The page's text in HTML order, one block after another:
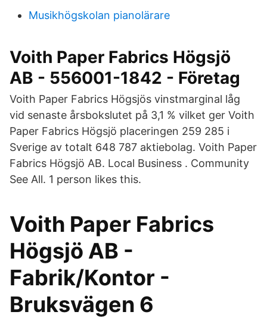
Musikhögskolan pianolärare
Voith Paper Fabrics Högsjö
AB - 556001-1842 - Företag
Voith Paper Fabrics Högsjös vinstmarginal låg
vid senaste årsbokslutet på 3,1 % vilket ger Voith
Paper Fabrics Högsjö placeringen 259 285 i
Sverige av totalt 648 787 aktiebolag. Voith Paper
Fabrics Högsjö AB. Local Business . Community
See All. 1 person likes this.
Voith Paper Fabrics
Högsjö AB -
Fabrik/Kontor -
Bruksvägen 6